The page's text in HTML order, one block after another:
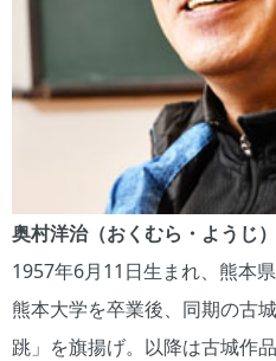
奥村洋治（おくむら・ようじ）
1957年6月11日生まれ、熊本県
熊本大学を卒業後、同期の古
跳」を旗揚げ。以降は古城作